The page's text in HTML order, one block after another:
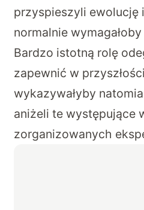
przyspieszyli ewolucję
normalnie
Bardzo istotną rolę
zapewnić w
wykazywałyby
aniżeli te występujące
zorganizowanych